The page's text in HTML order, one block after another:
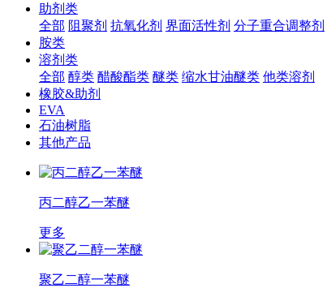
助剂类
全部 阻聚剂 抗氧化剂 界面活性剂 分子重合调整剂
胺类
溶剂类
全部 醇类 醋酸酯类 醚类 缩水甘油醚类 他类溶剂
橡胶&助剂
EVA
石油树脂
其他产品
丙二醇乙一苯醚
更多
聚乙二醇一苯醚